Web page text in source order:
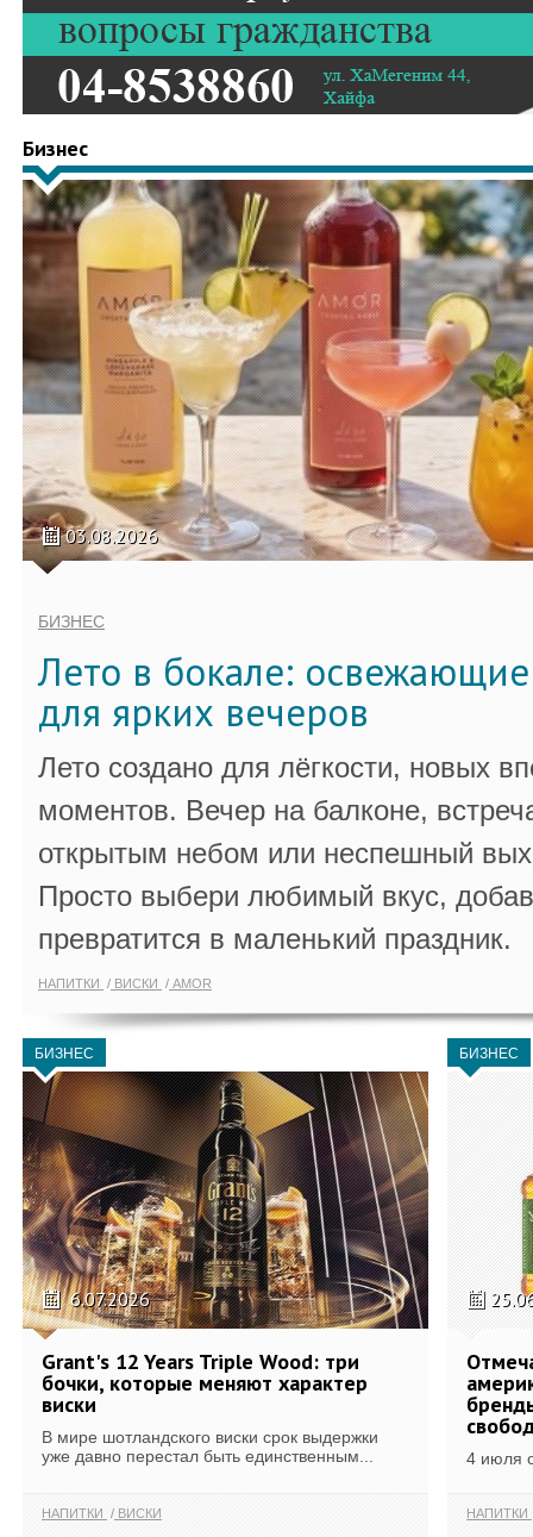
Бизнес
03.08.2026
БИЗНЕС
Лето в бокале:
для ярких вечеров
Лето создано для лёгкости, новых
моментов. Вечер на балконе,
открытым небом или неспешный
Просто выбери любимый вкус,
превратится в маленький праздник.
НАПИТКИ ВИСКИ AMOR
БИЗНЕС
6.07.2026
Grant's 12 Years Triple Wood: три
бочки, которые меняют характер
виски
В мире шотландского виски срок выдержки
уже давно перестал быть единственным...
НАПИТКИ ВИСКИ
БИЗНЕС
4 июля
НАПИТКИ